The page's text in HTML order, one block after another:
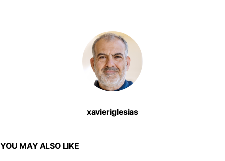
xavieriglesias
YOU MAY ALSO LIKE